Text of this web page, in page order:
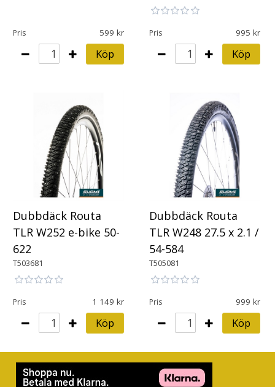
Pris 599
Köp
Pris 995
Köp
Dubbdäck Routa
TLR W252 e-bike 50-
622
T503681
Pris 1 149
Köp
Dubbdäck Routa
TLR W248 27.5 x 2.1 /
54-584
T505081
Pris 999
Köp